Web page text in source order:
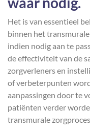
Het is van essentieel
binnen het
indien nodig aan te
de effectiviteit van de
zorgverleners en
of verbeterpunten
aanpassingen door te
patiënten verder
transmurale